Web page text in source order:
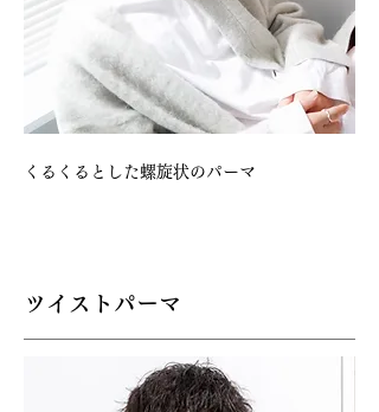
くるくるとした螺旋状のパーマ
​ツイストパーマ